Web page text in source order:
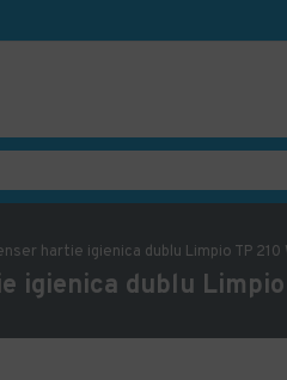
hartie igienica dublu Limpio TP 210
igienica dublu Limpio